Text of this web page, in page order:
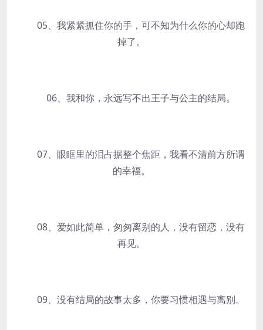
05、我紧紧抓住你的手，可不知为什么你的心却跑
掉了。
06、我和你，永远写不出王子与公主的结局。
07、眼眶里的泪占据整个焦距，我看不清前方所谓
的幸福。
08、爱如此简单，匆匆离别的人，没有留恋，没有
再见。
09、没有结局的故事太多，你要习惯相遇与离别。